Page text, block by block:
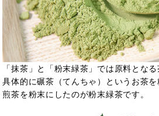
「抹茶」と「粉末緑茶」では原料となる
具体的に碾茶（てんちゃ）というお茶
煎茶を粉末にしたのが粉末緑茶です。